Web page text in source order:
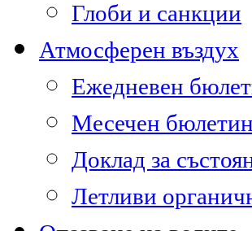
Глоби и санкции
Атмосферен въздух
Ежедневен
Месечен
Доклад за
Летливи